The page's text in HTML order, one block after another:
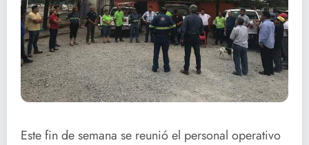
Este fin de semana se reunió el personal operativo